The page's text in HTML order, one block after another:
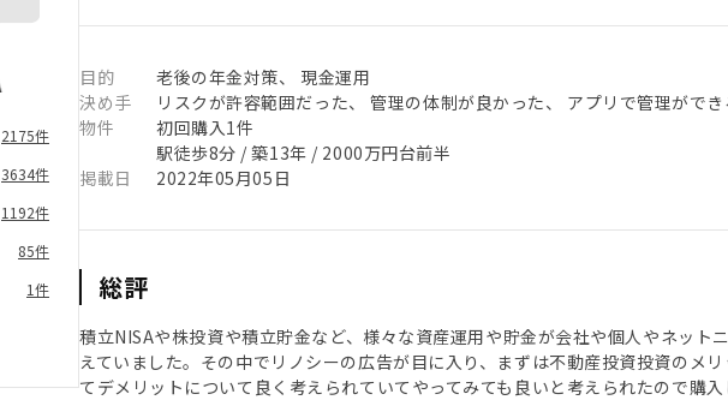
2175件
3634件
1192件
85件
1件
目的
老後の年金対策、 現金運用
決め手
リスクが許容範囲だった、 管理の体制が良かった、 アプリで管理ができ
物件
初回購入1件
駅徒歩8分 / 築13年 / 2000万円台前半
掲載日
2022年05月05日
総評
積立NISAや株投資や積立貯金など、様々な資産運用や貯金が会社や個人やネット
えていました。その中でリノシーの広告が目に入り、まずは不動産投資投資のメ
てデメリットについて良く考えられていてやってみても良いと考えられたので購入